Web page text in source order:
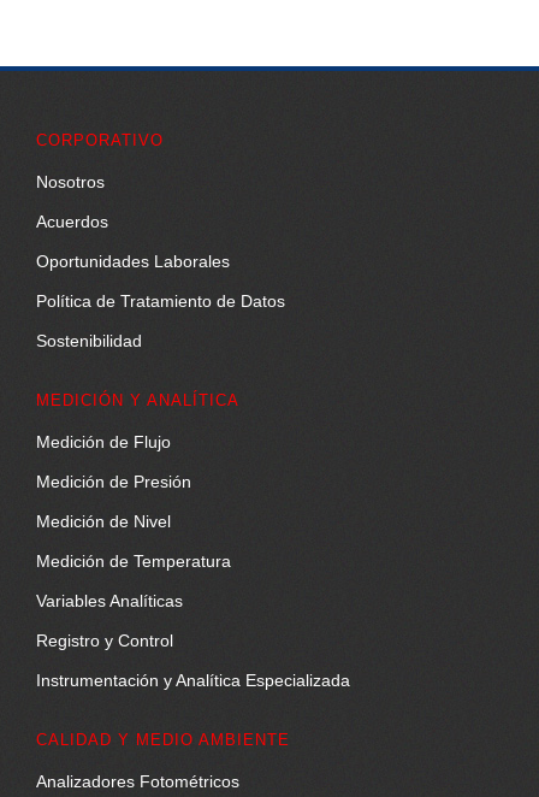
CORPORATIVO
Nosotros
Acuerdos
Oportunidades Laborales
Política de Tratamiento de Datos
Sostenibilidad
MEDICIÓN Y ANALÍTICA
Medición de Flujo
Medición de Presión
Medición de Nivel
Medición de Temperatura
Variables Analíticas
Registro y Control
Instrumentación y Analítica Especializada
CALIDAD Y MEDIO AMBIENTE
Analizadores Fotométricos